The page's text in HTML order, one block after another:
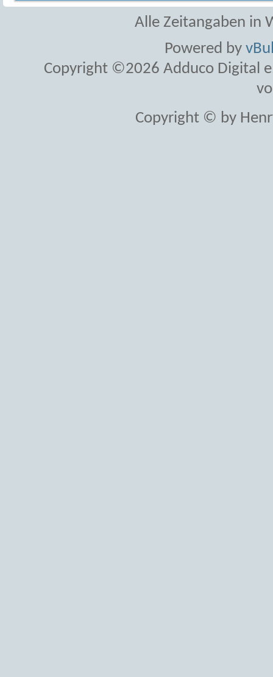
Alle Zeitangaben in
Powered by
Copyright ©2026 Adduco Digital
Copyright © by